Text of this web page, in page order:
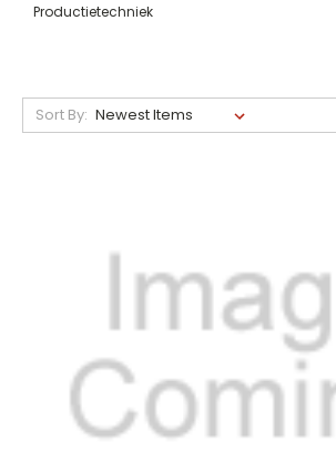
Productietechniek
Sort By: